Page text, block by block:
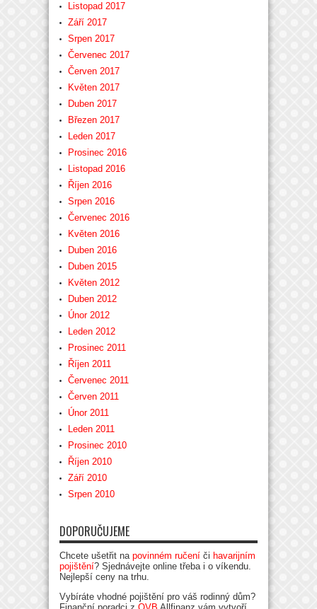
Listopad 2017
Září 2017
Srpen 2017
Červenec 2017
Červen 2017
Květen 2017
Duben 2017
Březen 2017
Leden 2017
Prosinec 2016
Listopad 2016
Říjen 2016
Srpen 2016
Červenec 2016
Květen 2016
Duben 2016
Duben 2015
Květen 2012
Duben 2012
Únor 2012
Leden 2012
Prosinec 2011
Říjen 2011
Červenec 2011
Červen 2011
Únor 2011
Leden 2011
Prosinec 2010
Říjen 2010
Září 2010
Srpen 2010
DOPORUČUJEME
Chcete ušetřit na povinném ručení či havarijním
pojištění? Sjednávejte online třeba i o víkendu.
Nejlepší ceny na trhu.
Vybíráte vhodné pojištění pro váš rodinný dům?